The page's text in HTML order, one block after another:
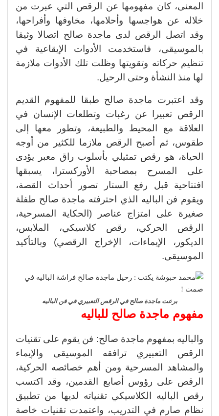
المعنى، كان مفهومها عن الرقص التي عبرت من
خلاله عن هواجسها وأحلامها، مخاوفها وأفراحها،
وقد اتصل الرقص لدى ماجدة صالح اتصالا وثيقا
بالموسيقى، فاستخدمت الأدوات الإيقاعية في
تنظيم حركاته وتقويتها وظلت تلك الأدوات ملازمة
لها منذ النشأة وحتى الرحيل.
وقد اعتبرت ماجدة صالح طبقا للمفهوم القديم
الرقص تعبيرا عن رغبات وتطلعات الإنسان في
العلاقة مع المحيط والطبيعة، وتطور معها إلى
طقوس، ثم أصبح الرقص ملازما للكثير من أوجه
الحياة، هو رقص تمثيلي بأسلوب راق معبر يؤدى
على المسرح بمصاحبة الأوركسترا، يسبقها
افتتاحية قبل رفع الستار تصور أحداث القصة،
ويقوم فن الباليه الذي احترفته ماجدة صالح طفلة
صغيرة على امتزاج عناصر (الحكاية المسرحية،
الرقص الحركي، رقص كلاسيكي، الملابس،
الديكور، الإيماءات، الإخراج الرقصي) وبالتأكيد
الموسيقى.
برعت ماجدة صالح في الرقص التعبيري في فن الباليه
مفهوم ماجدة صالح للباليه
والباليه بمفهوم ماجدة صالح: فن يقوم على تقنيات
الرقص التعبيري ترافقه الموسيقى والإيماء
والمشاهد المسرحية ومن أهم خصائصه الحركية،
الرقص على رؤوس أصابع القدمين، وقد اكتسب
رقص الباليه الكلاسيكي تقنياته لديها من تطبيق
نظام صارم في التدريب، واعتمدت تقنيات خاصة